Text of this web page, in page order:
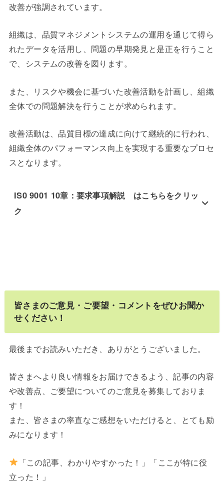
改善が強調されています。
組織は、品質マネジメントシステムの運用を通じて得ら
れたデータを活用し、問題の早期発見と是正を行うこと
で、システムの改善を図ります。
また、リスクや機会に基づいた改善活動を計画し、組織
全体での問題解決を行うことが求められます。
改善活動は、品質目標の達成に向けて継続的に行われ、
組織全体のパフォーマンス向上を実現する重要なプロセ
スとなります。
IS0 9001 10章：要求事項解説 はこちらをクリッ
ク
皆さまのご意見・ご要望・コメントをぜひお聞か
せください！
最後までお読みいただき、ありがとうございました。
皆さまへより良い情報をお届けできるよう、記事の内容
や改善点、ご要望についてのご意見を募集しておりま
す！
また、皆さまの率直なご感想をいただけると、とても励
みになります！
「この記事、わかりやすかった！」「ここが特に役
立った！」